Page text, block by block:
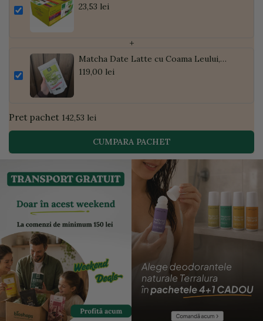
23,53 lei
+
Matcha Date Latte cu Coama Leului,
Pudră de Curmale și Ghimbir, ECO, 300g
119,00 lei
Pret pachet 142,53 lei
CUMPARA PACHET